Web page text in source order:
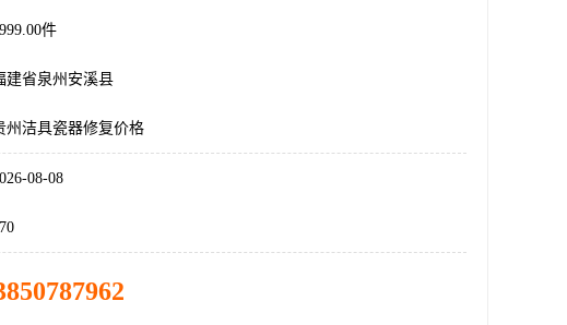
件
建省泉州安溪县
州洁具瓷器修复价格
08-08